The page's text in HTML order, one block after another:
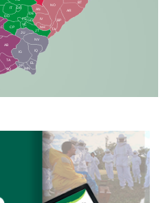
BT
AR
TA
NH
JT
IT
DR
DO
CP
JU
NV
IQ
EL
AB
JP
TA
SQ
IG
MN
NO
BP
AN
IV
FS
VC
GD
DE